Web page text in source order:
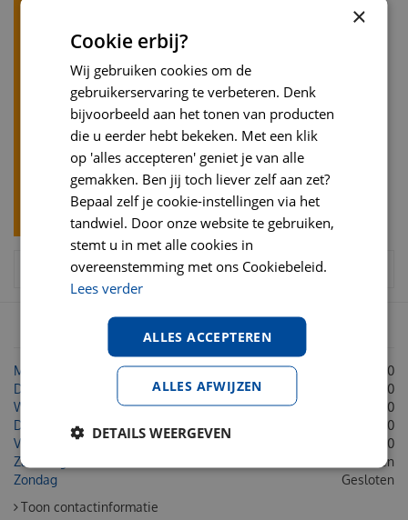
Maandag
08:30 - 18:00
Dinsdag
08:30 - 18:00
Woensdag
08:30 - 18:00
Donderdag
08:30 - 18:00
Vrijdag
08:30 - 18:00
Zaterdag
Gesloten
Zondag
Gesloten
Toon contactinformatie
×
Cookie erbij?
Wij gebruiken cookies om de
gebruikerservaring te verbeteren. Denk
bijvoorbeeld aan het tonen van producten
die u eerder hebt bekeken. Met een klik
op 'alles accepteren' geniet je van alle
gemakken. Ben jij toch liever zelf aan zet?
Bepaal zelf je cookie-instellingen via het
tandwiel. Door onze website te gebruiken,
stemt u in met alle cookies in
overeenstemming met ons Cookiebeleid.
Lees verder
ALLES ACCEPTEREN
ALLES AFWIJZEN
DETAILS WEERGEVEN